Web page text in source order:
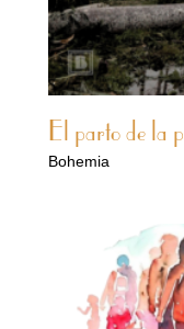
El parto de la
Bohemia